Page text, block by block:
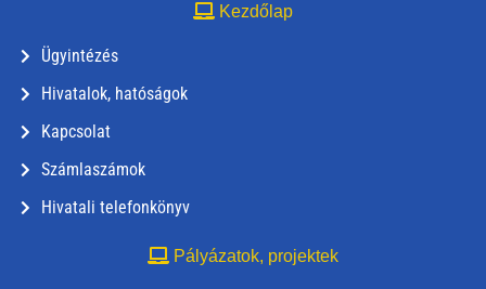
Kezdőlap
Ügyintézés
Hivatalok, hatóságok
Kapcsolat
Számlaszámok
Hivatali telefonkönyv
Pályázatok, projektek